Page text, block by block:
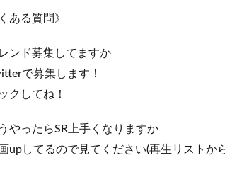
ある質問》
ンド募集してますか
で募集します！
クしてね！
やったらSR上手くなりますか
upしてるので見てください(再生リストか